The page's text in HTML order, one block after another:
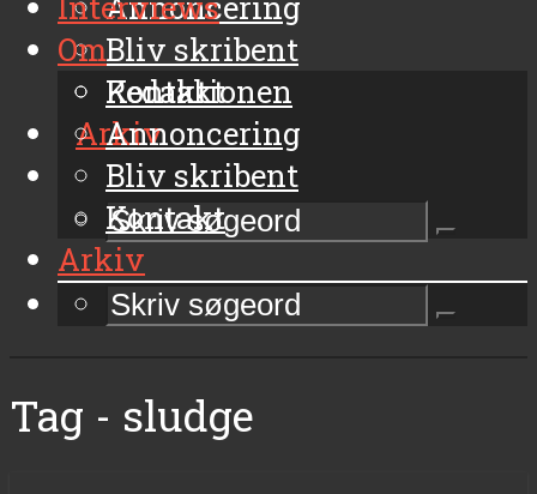
Bliv skribent
Kontakt
Arkiv
Om
Redaktionen
Annoncering
Bliv skribent
Kontakt
Arkiv
Tag - sludge